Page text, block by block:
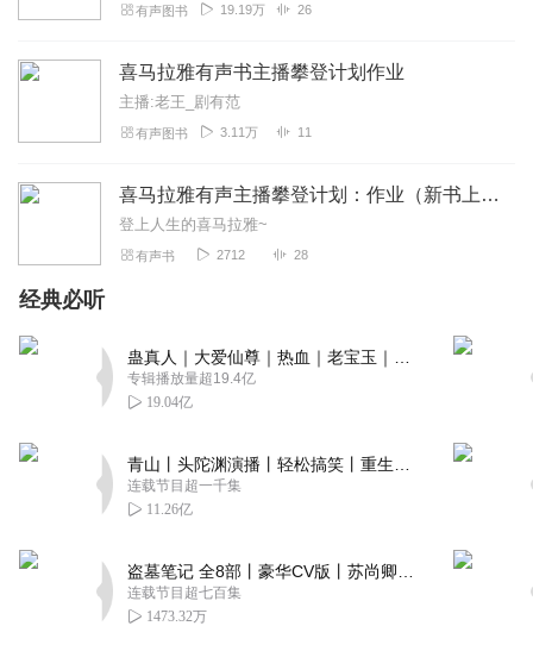
有声图书 19.19万 26
喜马拉雅有声书主播攀登计划作业
主播:老王_剧有范
有声图书 3.11万 11
喜马拉雅有声主播攀登计划：作业（新书上架预告）
登上人生的喜马拉雅~
有声书 2712 28
经典必听
专辑播放量超19.4亿
19.04亿
连载节目超一千集
11.26亿
连载节目超七百集
1473.32万